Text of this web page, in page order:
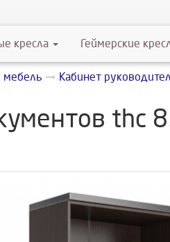
кресла Геймерские
мебель Кабинет
thc